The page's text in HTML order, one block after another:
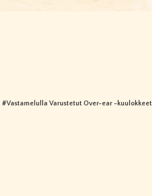
#Vastamelulla Varustetut Over-ear -kuulokkeet